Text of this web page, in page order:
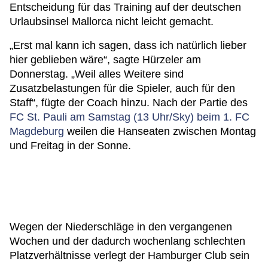
Entscheidung für das Training auf der deutschen
Urlaubsinsel Mallorca nicht leicht gemacht.
„Erst mal kann ich sagen, dass ich natürlich lieber
hier geblieben wäre“, sagte Hürzeler am
Donnerstag. „Weil alles Weitere sind
Zusatzbelastungen für die Spieler, auch für den
Staff“, fügte der Coach hinzu. Nach der Partie des
FC St. Pauli am Samstag (13 Uhr/Sky) beim 1. FC
Magdeburg weilen die Hanseaten zwischen Montag
und Freitag in der Sonne.
Wegen der Niederschläge in den vergangenen
Wochen und der dadurch wochenlang schlechten
Platzverhältnisse verlegt der Hamburger Club sein